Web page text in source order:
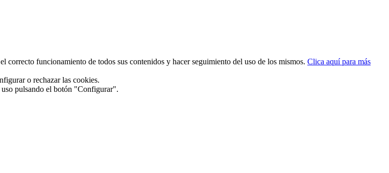
correcto funcionamiento de todos sus contenidos y hacer seguimiento del uso de los mismos. Clica aquí para más
o rechazar las cookies.
uso pulsando el botón "Configurar".